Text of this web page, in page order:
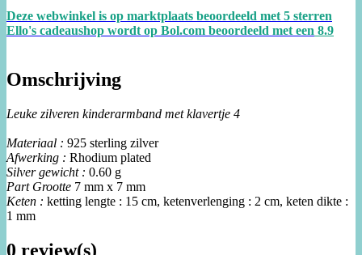
Deze webwinkel is op marktplaats beoordeeld met 5 sterren
Ello's cadeaushop wordt op Bol.com beoordeeld met een 8.9
Omschrijving
Leuke zilveren kinderarmband met klavertje 4
Materiaal : 925 sterling zilver
Afwerking : Rhodium plated
Silver gewicht : 0.60 g
Part Grootte 7 mm x 7 mm
Keten : ketting lengte : 15 cm, ketenverlenging : 2 cm, keten dikte :
1 mm
0 review(s)